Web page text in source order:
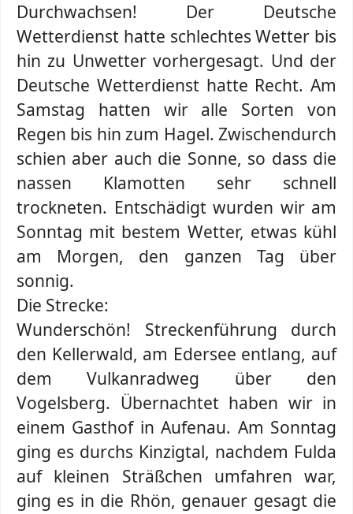
Durchwachsen! Der Deutsche
Wetterdienst hatte schlechtes Wetter bis
hin zu Unwetter vorhergesagt. Und der
Deutsche Wetterdienst hatte Recht. Am
Samstag hatten wir alle Sorten von
Regen bis hin zum Hagel. Zwischendurch
schien aber auch die Sonne, so dass die
nassen Klamotten sehr schnell
trockneten. Entschädigt wurden wir am
Sonntag mit bestem Wetter, etwas kühl
am Morgen, den ganzen Tag über
sonnig.
Die Strecke:
Wunderschön! Streckenführung durch
den Kellerwald, am Edersee entlang, auf
dem Vulkanradweg über den
Vogelsberg. Übernachtet haben wir in
einem Gasthof in Aufenau. Am Sonntag
ging es durchs Kinzigtal, nachdem Fulda
auf kleinen Sträßchen umfahren war,
ging es in die Rhön, genauer gesagt die